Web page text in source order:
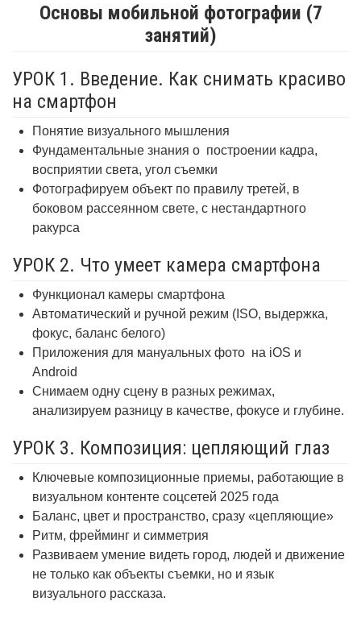
Основы мобильной фотографии (7
занятий)
УРОК 1. Введение. Как снимать красиво
на смартфон
Понятие визуального мышления
Фундаментальные знания о построении кадра,
восприятии света, угол съемки
Фотографируем объект по правилу третей, в
боковом рассеянном свете, с нестандартного
ракурса
УРОК 2. Что умеет камера смартфона
Функционал камеры смартфона
Автоматический и ручной режим (ISO, выдержка,
фокус, баланс белого)
Приложения для мануальных фото на iOS и
Android
Снимаем одну сцену в разных режимах,
анализируем разницу в качестве, фокусе и глубине.
УРОК 3. Композиция: цепляющий глаз
Ключевые композиционные приемы, работающие в
визуальном контенте соцсетей 2025 года
Баланс, цвет и пространство, сразу «цепляющие»
Ритм, фрейминг и симметрия
Развиваем умение видеть город, людей и движение
не только как объекты съемки, но и язык
визуального рассказа.